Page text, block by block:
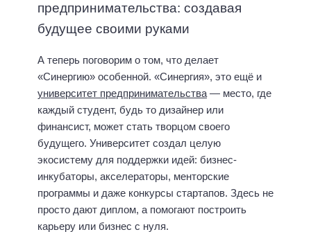
предпринимательства: создавая
будущее своими руками
А теперь поговорим о том, что делает
«Синергию» особенной. «Синергия», это ещё и
университет предпринимательства— место, где
каждый студент, будь то дизайнер или
финансист, может стать творцом своего
будущего. Университет создал целую
экосистему для поддержки идей: бизнес-
инкубаторы, акселераторы, менторские
программы и даже конкурсы стартапов. Здесь не
просто дают диплом, а помогают построить
карьеру или бизнес с нуля.